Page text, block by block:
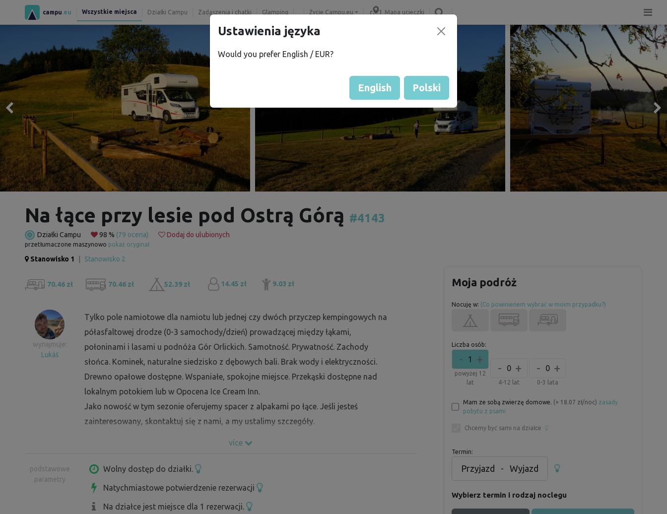
campu .eu Wszystkie miejsca Działki Campu Zadaszenia i chatki Glamping Życie Campu.eu Mapa ucieczki
Na łące przy lesie pod Ostrą Górą #4143
Działki Campu 98 % (79 ocena) Dodaj do ulubionych
przetłumaczone maszynowo pokaż oryginał
Stanowisko 1 Stanowisko 2
70.46 zł 70.46 zł 52.39 zł 14.45 zł 9.03 zł
wynajmuje:
Lukáš
Tylko pole namiotowe dla namiotu lub jednej czy dwóch przyczep kempingowych na
półasfaltowej drodze (0-3 samochody/dzień) prowadzącej między łąkami,
połoninami i lasami u podnóża Gór Orlickich. Samotność. Prywatność. Zachody
słońca. Kominek, naturalne siedzisko z dębowych bali. Brak wody i elektryczności.
Drewno opałowe dostępne. Wspaniałe, spokojne miejsce. Przekąski dostępne nad
lokalnym potokiem lub w Opocena Ice Cream Inn.
Jako nowość w tym sezonie oferujemy spacer z alpakami po łące. Jeśli jesteś
zainteresowany, skontaktuj się z nami, a my ustalimy szczegóły.
více
podstawowe
parametry
Wolny dostęp do działki.
Natychmiastowe potwierdzenie rezerwacji
Na działce jest miejsce dla 1 rezerwacji.
Moja podróż
Nocuję w: (Co powinienem wybrać w moim przypadku?)
Liczba osób:
- +
1
powyżej 12
lat
- +
0
4-12 lat
- +
0
0-3 lata
Mam ze sobą zwierzę domowe. (+ 18.07 zł/noc) zasady
pobytu z psami
Chcemy być sami na działce
Termin:
Przyjazd - Wyjazd
Wybierz termin i rodzaj noclegu
Ustawienia języka
Would you prefer English / EUR?
English Polski